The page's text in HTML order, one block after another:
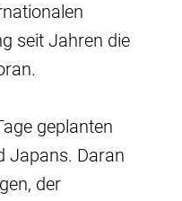
seit Jahren die
geplanten
Japans. Daran
der